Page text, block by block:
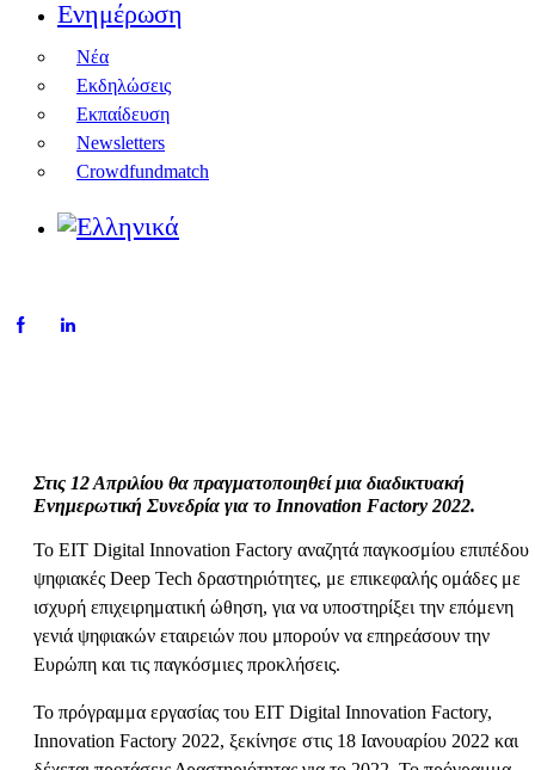
Ενημέρωση
Νέα
Εκδηλώσεις
Εκπαίδευση
Newsletters
Crowdfundmatch
Στις 12 Απριλίου θα πραγματοποιηθεί μια διαδικτυακή
Ενημερωτική Συνεδρία για το Innovation Factory 2022.
Το EIT Digital Innovation Factory αναζητά παγκοσμίου επιπέδου
ψηφιακές Deep Tech δραστηριότητες, με επικεφαλής ομάδες με
ισχυρή επιχειρηματική ώθηση, για να υποστηρίξει την επόμενη
γενιά ψηφιακών εταιρειών που μπορούν να επηρεάσουν την
Ευρώπη και τις παγκόσμιες προκλήσεις.
Το πρόγραμμα εργασίας του EIT Digital Innovation Factory,
Innovation Factory 2022, ξεκίνησε στις 18 Ιανουαρίου 2022 και